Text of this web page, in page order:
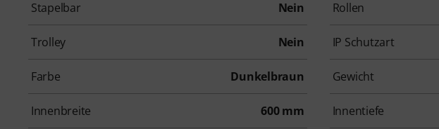
Stapelbar Nein Rollen
Trolley Nein IP Schutzart
Farbe Dunkelbraun Gewicht
Innenbreite 600 mm Innentiefe